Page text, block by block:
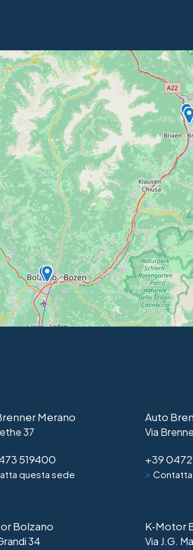
Merano
37
519400
questa sede
Auto
Via
+39
>
Bolzano
34
K‑Motor
Via J.G.